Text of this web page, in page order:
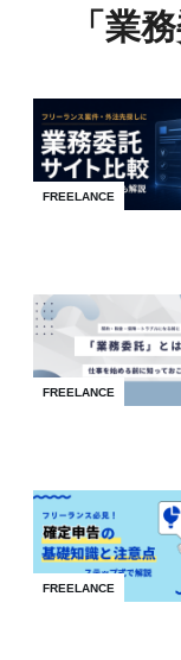
「業
FREELANCE
FREELANCE
FREELANCE